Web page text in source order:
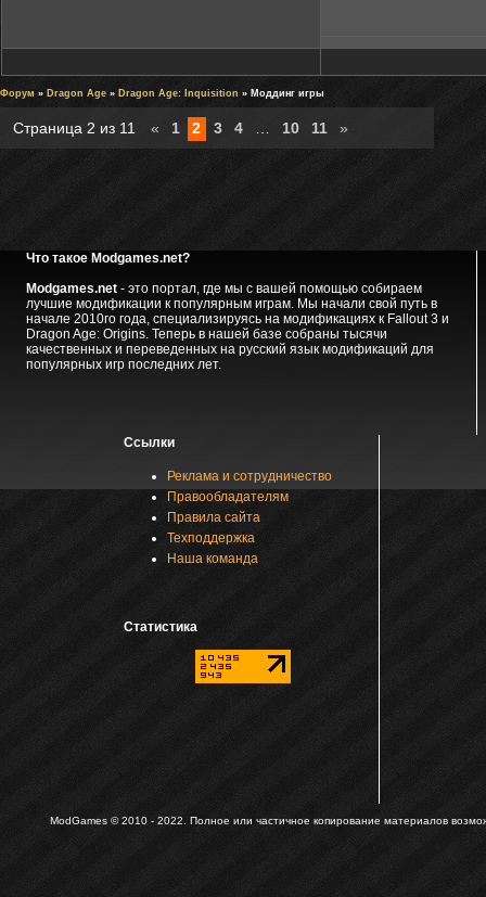
Форум » Dragon Age » Dragon Age: Inquisition » Моддинг игры
Страница 2 из 11 « 1 2 3 4 10 11 »
Что такое Modgames.net?
Modgames.net- это портал, где мы с вашей помощью собираем
лучшие модификации к популярным играм. Мы начали свой путь в
начале 2010го года, специализируясь на модификациях к Fallout 3 и
Dragon Age: Origins. Теперь в нашей базе собраны тысячи
качественных и переведенных на русский язык модификаций для
популярных игр последних лет.
Ссылки
Реклама и сотрудничество
Правообладателям
Правила сайта
Техподдержка
Наша команда
Статистика
ModGames © 2010 - 2022. Полное или частичное копирование материалов